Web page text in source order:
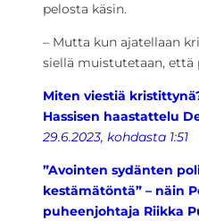
pelosta käsin.
– Mutta kun ajatellaan
siellä muistutetaan, että
Miten viestiä
Hassisen haastattelu
29.6.2023, kohdasta 1:51
”Avointen sydänten
kestämätöntä” – näin
puheenjohtaja Riikka